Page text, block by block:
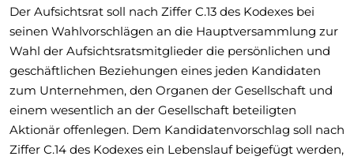
Der Aufsichtsrat soll nach Ziffer C.13 des Kodexes bei
seinen Wahlvorschlägen an die Hauptversammlung zur
Wahl der Aufsichtsratsmitglieder die persönlichen und
geschäftlichen Beziehungen eines jeden Kandidaten
zum Unternehmen, den Organen der Gesellschaft und
einem wesentlich an der Gesellschaft beteiligten
Aktionär offenlegen. Dem Kandidatenvorschlag soll nach
Ziffer C.14 des Kodexes ein Lebenslauf beigefügt werden,